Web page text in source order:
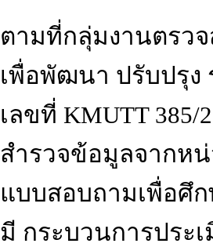
ตามที่กลุ่มงานตรว
เพื่อพัฒนา ปรับปรุ
เลขที่ KMUTT
สำรวจข้อมูลจากห
แบบสอบถามเพื่อศึ
มี กระบวนการประ